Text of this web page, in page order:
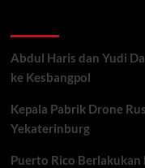
Abdul Haris dan Yudi
ke Kesbangpol
Kepala Pabrik Drone
Yekaterinburg
Puerto Rico Berlakukan